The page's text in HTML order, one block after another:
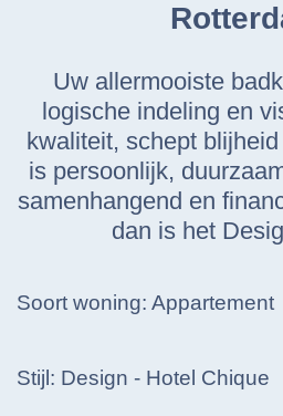
Uw allermooiste
logische indeling en
kwaliteit, schept
is persoonlijk,
samenhangend en
dan is het
Soort woning: Appartement
Stijl: Design - Hotel Chique